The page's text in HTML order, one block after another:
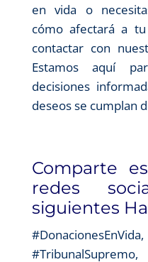
en vida o
cómo afectará a
contactar con
Estamos aquí
decisiones
deseos se cumplan
Comparte
redes
siguientes